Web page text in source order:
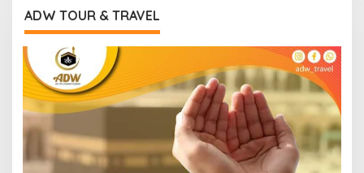
ADW TOUR & TRAVEL